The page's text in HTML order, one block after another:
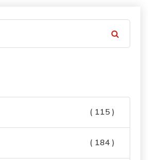
( 115 )
( 184 )